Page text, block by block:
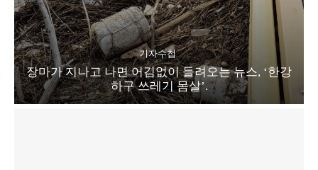
기자수첩
장마가 지나고 나면 어김없이 들려오는 뉴스, ‘한강
하구 쓰레기 몸살’.